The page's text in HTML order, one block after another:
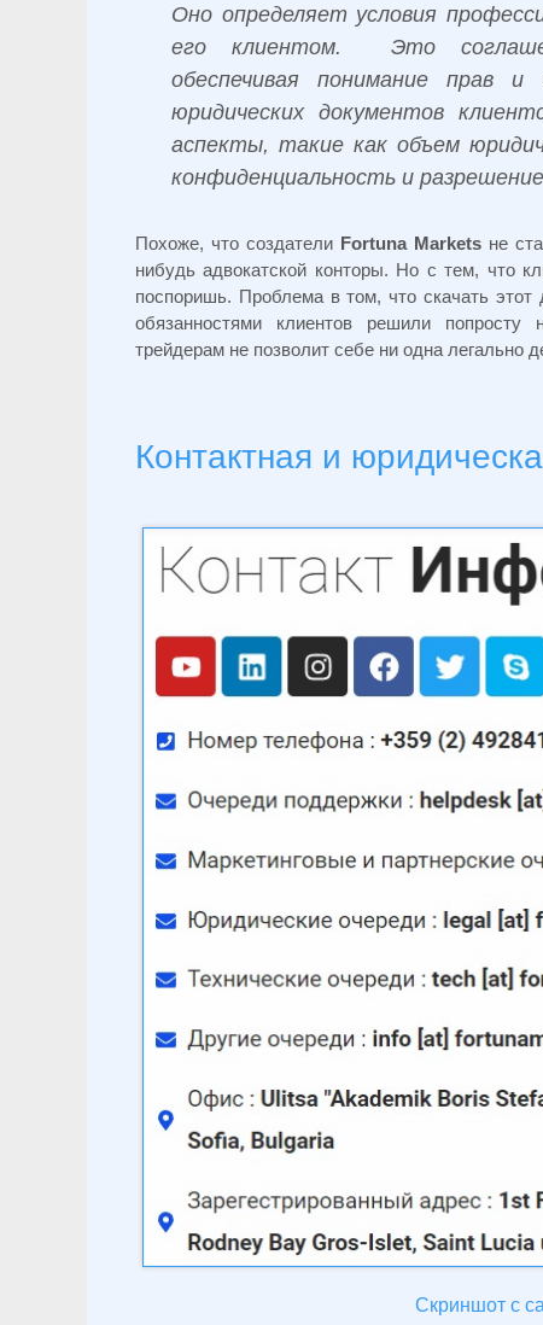
Оно определяет условия
его клиентом. Это
обеспечивая понимание прав
юридических документов
аспекты, такие как объем
конфиденциальность и
Похоже, что создатели Fortuna Markets не
нибудь адвокатской конторы. Но с тем, что
поспоришь. Проблема в том, что скачать
обязанностями клиентов решили попросту
трейдерам не позволит себе ни одна легально
Контактная и
Скриншот с